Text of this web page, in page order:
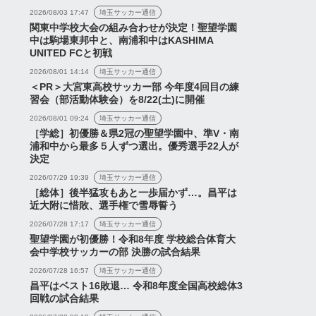
2026/08/03 17:47 埼玉サッカー通信
関東中学校大会の組み合わせが決定！聖望学園
中は駒場東邦中と、南浦和中はKASHIMA
UNITED FCと初戦
2026/08/01 14:14 埼玉サッカー通信
＜PR＞大宮東高校サッカー部 今年度4回目の練
習会（部活動体験会）を8/22(土)に開催
2026/08/01 09:24 埼玉サッカー通信
［学総］初優勝＆県2冠の聖望学園中、準V・南
浦和中から最多５人ずつ選出。優秀選手22人が
決定
2026/07/29 19:39 埼玉サッカー通信
［総体］後半猛攻もあと一歩届かず…。昌平は
近大附に惜敗、選手権で雪辱誓う
2026/07/28 17:17 埼玉サッカー通信
聖望学園が初優勝！令和8年度 学校総合体育大
会中学校サッカーの部 決勝の試合結果
2026/07/28 16:57 埼玉サッカー通信
昌平はベスト16敗退… 令和8年度全国高校総体3
回戦の試合結果